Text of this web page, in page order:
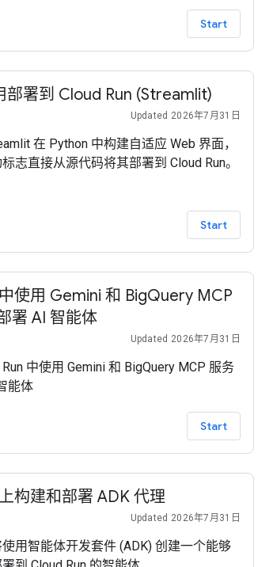
Start
部署到 Cloud Run (Streamlit)
Updated 2026年7月31日
在 Python 中构建自适应 Web 界面，
志直接从源代码将其部署到 Cloud Run。
Start
使用 Gemini 和 BigQuery MCP
署 AI 智能体
Updated 2026年7月31日
中使用 Gemini 和 BigQuery MCP 服务
能体
Start
构建和部署 ADK 代理
Updated 2026年7月31日
用智能体开发套件 (ADK) 创建一个能够